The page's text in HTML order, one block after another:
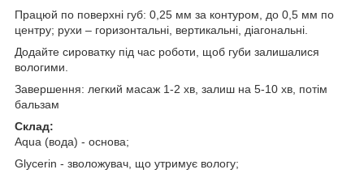
Працюй по поверхні губ: 0,25 мм за контуром, до 0,5 мм по
центру; рухи – горизонтальні, вертикальні, діагональні.
Додайте сироватку під час роботи, щоб губи залишалися
вологими.
Завершення: легкий масаж 1-2 хв, залиш на 5-10 хв, потім
бальзам
Склад:
Aqua (вода) - основа;
Glycerin - зволожувач, що утримує вологу;